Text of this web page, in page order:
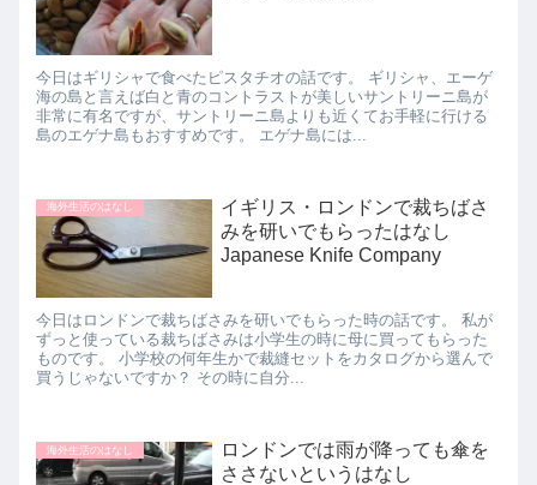
今日はギリシャで食べたピスタチオの話です。 ギリシャ、エーゲ
海の島と言えば白と青のコントラストが美しいサントリーニ島が
非常に有名ですが、サントリーニ島よりも近くてお手軽に行ける
島のエゲナ島もおすすめです。 エゲナ島には...
海外生活のはなし
イギリス・ロンドンで裁ちばさ
みを研いでもらったはなし
Japanese Knife Company
今日はロンドンで裁ちばさみを研いでもらった時の話です。 私が
ずっと使っている裁ちばさみは小学生の時に母に買ってもらった
ものです。 小学校の何年生かで裁縫セットをカタログから選んで
買うじゃないですか？ その時に自分...
海外生活のはなし
ロンドンでは雨が降っても傘を
ささないというはなし